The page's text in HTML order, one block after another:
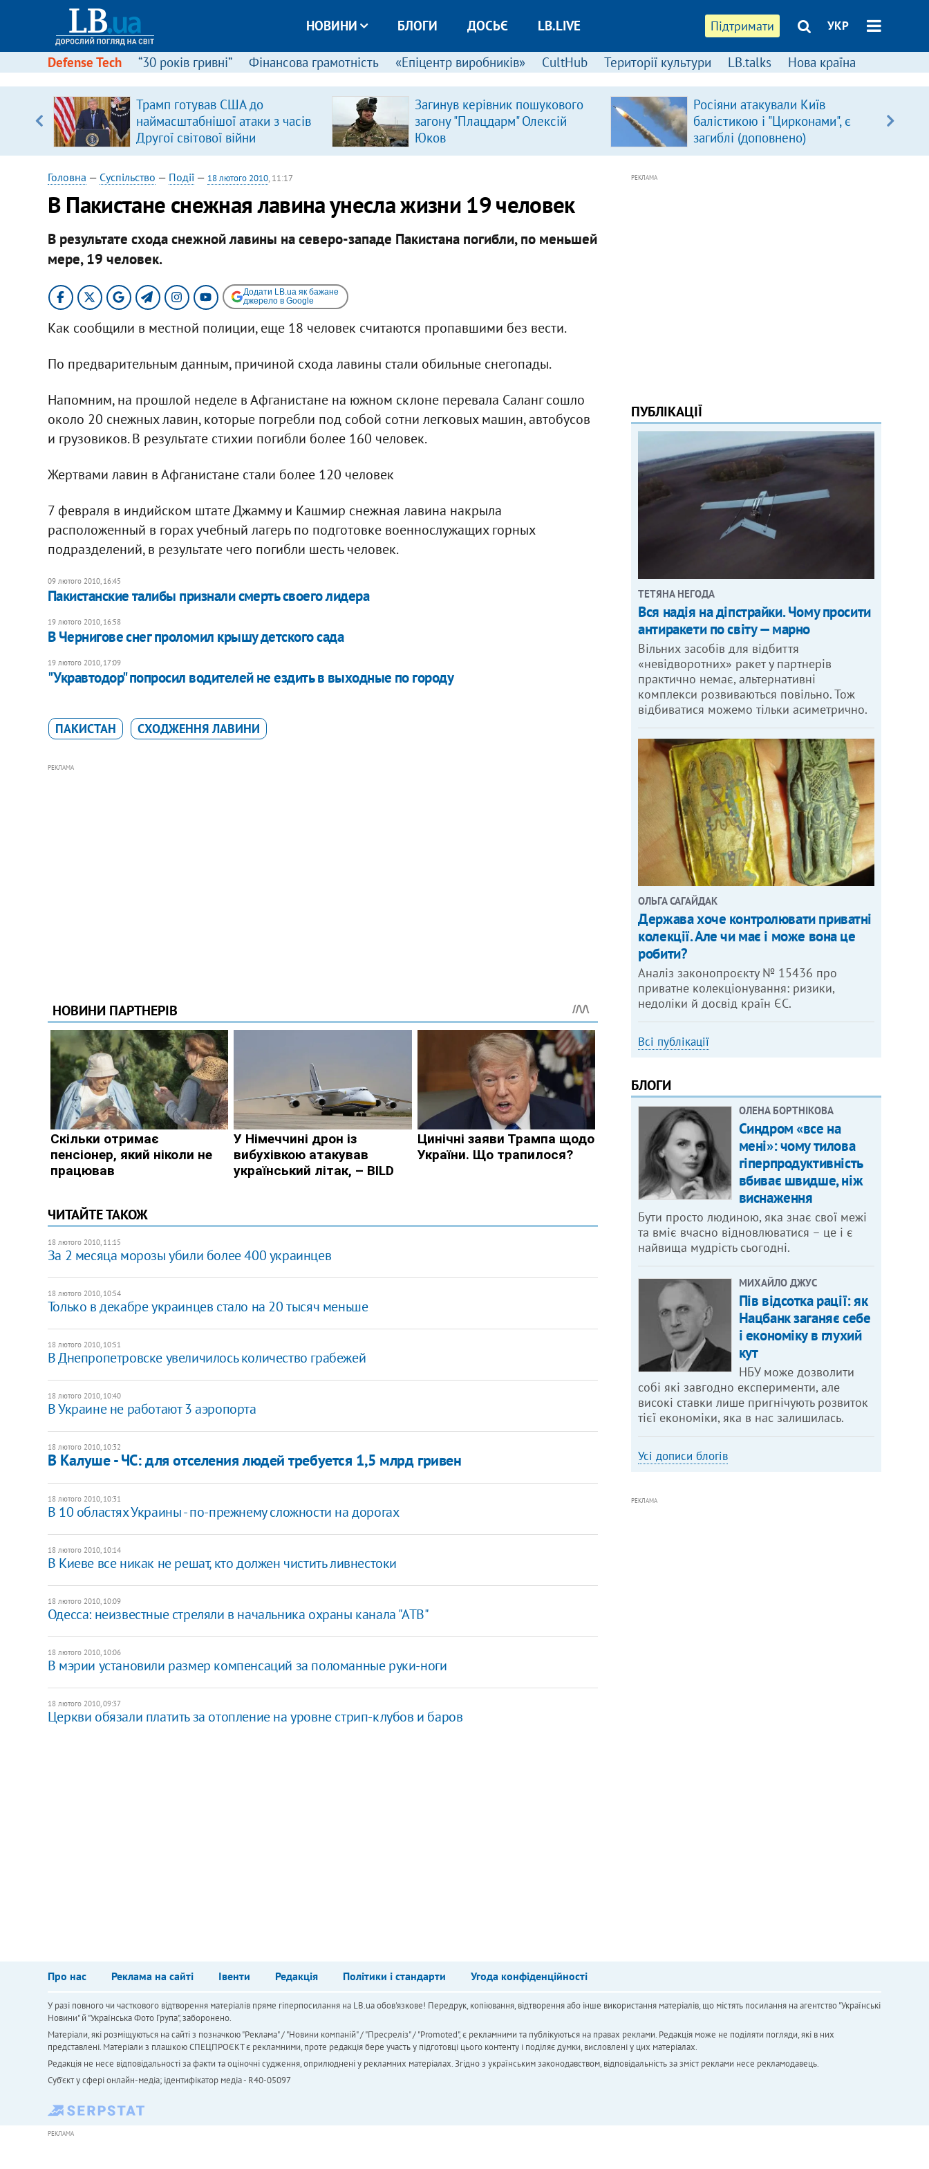
Підтримати УКР
НОВИНИ БЛОГИ ДОСЬЄ LB.LIVE
Defense Tech “30 років гривні” Фінансова грамотність «Епіцентр виробників» CultHub Території культури LB.talks Нова країна
Трамп готував США до
наймасштабнішої атаки з часів
Другої світової війни
Загинув керівник пошукового
загону "Плацдарм" Олексій
Юков
Росіяни атакували Київ
балістикою і "Цирконами", є
загиблі (доповнено)
Головна — Суспільство — Події— 18 лютого 2010, 11:17
В Пакистане снежная лавина унесла жизни 19 человек
В результате схода снежной лавины на северо-западе Пакистана погибли, по меньшей
мере, 19 человек.
Додати LB.ua як бажане
джерело в Google
Как сообщили в местной полиции, еще 18 человек считаются пропавшими без вести.
По предварительным данным, причиной схода лавины стали обильные снегопады.
Напомним, на прошлой неделе в Афганистане на южном склоне перевала Саланг сошло
около 20 снежных лавин, которые погребли под собой сотни легковых машин, автобусов
и грузовиков. В результате стихии погибли более 160 человек.
Жертвами лавин в Афганистане стали более 120 человек
7 февраля в индийском штате Джамму и Кашмир снежная лавина накрыла
расположенный в горах учебный лагерь по подготовке военнослужащих горных
подразделений, в результате чего погибли шесть человек.
09 лютого 2010, 16:45
Пакистанские талибы признали смерть своего лидера
19 лютого 2010, 16:58
В Чернигове снег проломил крышу детского сада
19 лютого 2010, 17:09
"Укравтодор" попросил водителей не ездить в выходные по городу
ПАКИСТАН СХОДЖЕННЯ ЛАВИНИ
РЕКЛАМА
ЧИТАЙТЕ ТАКОЖ
18 лютого 2010, 11:15
За 2 месяца морозы убили более 400 украинцев
18 лютого 2010, 10:54
Только в декабре украинцев стало на 20 тысяч меньше
18 лютого 2010, 10:51
В Днепропетровске увеличилось количество грабежей
18 лютого 2010, 10:40
В Украине не работают 3 аэропорта
18 лютого 2010, 10:32
В Калуше - ЧС: для отселения людей требуется 1,5 млрд гривен
18 лютого 2010, 10:31
В 10 областях Украины - по-прежнему сложности на дорогах
18 лютого 2010, 10:14
В Киеве все никак не решат, кто должен чистить ливнестоки
18 лютого 2010, 10:09
Одесса: неизвестные стреляли в начальника охраны канала "АТВ"
18 лютого 2010, 10:06
В мэрии установили размер компенсаций за поломанные руки-ноги
18 лютого 2010, 09:37
Церкви обязали платить за отопление на уровне стрип-клубов и баров
РЕКЛАМА
ПУБЛІКАЦІЇ
ТЕТЯНА НЕГОДА
Вся надія на діпстрайки. Чому просити
антиракети по світу — марно
Вільних засобів для відбиття
«невідворотних» ракет у партнерів
практично немає, альтернативні
комплекси розвиваються повільно. Тож
відбиватися можемо тільки асиметрично.
ОЛЬГА САГАЙДАК
Держава хоче контролювати приватні
колекції. Але чи має і може вона це
робити?
Аналіз законопроєкту № 15436 про
приватне колекціонування: ризики,
недоліки й досвід країн ЄС.
Всі публікації
БЛОГИ
ОЛЕНА БОРТНІКОВА
Синдром «все на
мені»: чому тилова
гіперпродуктивність
вбиває швидше, ніж
виснаження
Бути просто людиною, яка знає свої межі
та вміє вчасно відновлюватися – це і є
найвища мудрість сьогодні.
МИХАЙЛО ДЖУС
Пів відсотка рації: як
Нацбанк заганяє себе
і економіку в глухий
кут
НБУ може дозволити
собі які завгодно експерименти, але
високі ставки лише пригнічують розвиток
тієї економіки, яка в нас залишилась.
Усі дописи блогів
РЕКЛАМА
Про нас Реклама на сайті Івенти Редакція Політики і стандарти Угода конфіденційності
У разі повного чи часткового відтворення матеріалів пряме гіперпосилання на LB.ua обов'язкове! Передрук, копіювання, відтворення або інше використання матеріалів, що містять посилання на агентство "Українськi
Новини" й "Українська Фото Група", заборонено.
Матеріали, які розміщуються на сайті з позначкою "Реклама" / "Новини компаній" / "Пресреліз" / "Promoted", є рекламними та публікуються на правах реклами. Редакція може не поділяти погляди, які в них
представлені. Матеріали з плашкою СПЕЦПРОЄКТ є рекламними, проте редакція бере участь у підготовці цього контенту і поділяє думки, висловлені у цих матеріалах.
Редакція не несе відповідальності за факти та оціночні судження, оприлюднені у рекламних матеріалах. Згідно з українським законодавством, відповідальність за зміст реклами несе рекламодавець.
Cуб'єкт у сфері онлайн-медіа; ідентифікатор медіа - R40-05097
РЕКЛАМА